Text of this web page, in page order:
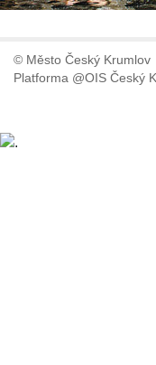
© Město Český Krumlov
Platforma @OIS Český